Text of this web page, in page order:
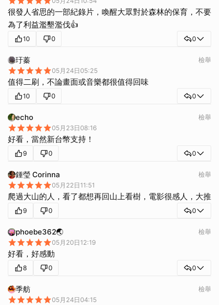
很發人省思的一部紀錄片，喚醒大眾對於森林的保育，不要
為了利益濫墾濫伐👍
10 0 0
玗蓁
05月24日05:25
檢舉
值得二刷，不論畫面或音樂都很值得回味
10 0 0
echo
05月23日08:16
檢舉
好看，當然新台幣支持！
9 0 0
鍾瑩 Corinna
05月22日11:51
檢舉
爬過大山的人，看了都想再回山上看樹，電影很感人，大推
9 0 0
phoebe362🌏
05月20日12:19
檢舉
好看，好感動
8 0 0
季舫
05月24日04:15
檢舉